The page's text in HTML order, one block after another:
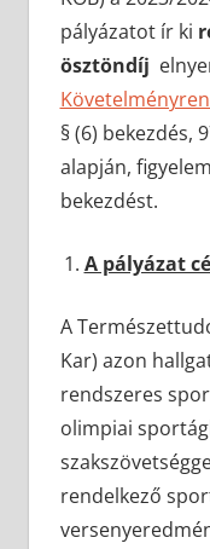
pályázatot ír ki
ösztöndíj
§ (6) bekezdés,
alapján,
bekezdést.
A pályázat
A
Kar) azon
rendszeres
olimpiai
rendelkező